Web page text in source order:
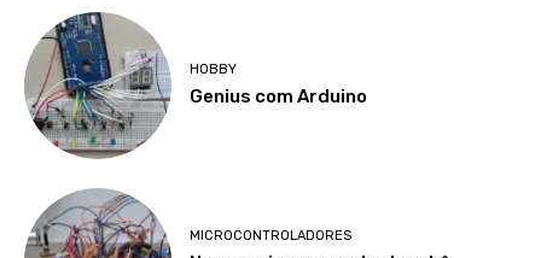
HOBBY
Genius com Arduino
MICROCONTROLADORES